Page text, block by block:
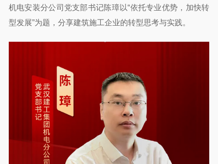
机电安装分公司党支部书记陈璋以“依托专业优势，加快转
型发展”为题，分享建筑施工企业的转型思考与实践。